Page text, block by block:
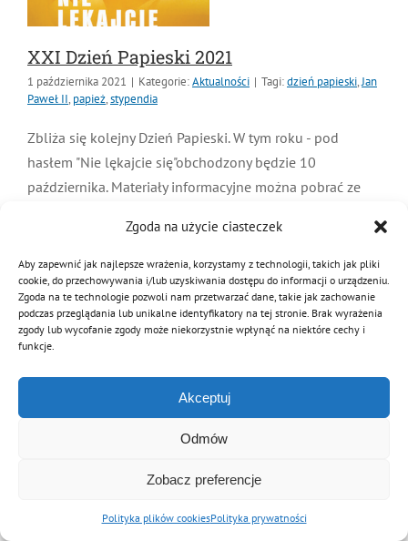
Zgoda na użycie ciasteczek
Aby zapewnić jak najlepsze wrażenia, korzystamy z technologii, takich jak pliki
cookie, do przechowywania i/lub uzyskiwania dostępu do informacji o urządzeniu.
Zgoda na te technologie pozwoli nam przetwarzać dane, takie jak zachowanie
podczas przeglądania lub unikalne identyfikatory na tej stronie. Brak wyrażenia
zgody lub wycofanie zgody może niekorzystnie wpłynąć na niektóre cechy i
funkcje.
Akceptuj
Odmów
Zobacz preferencje
Polityka plików cookiesPolityka prywatności
Dokumenty
Symbole
Dzieci i młodzież
MDP i DDP
PNWM
Kultura
Floriany
Historia
Kontakt
System OSP
Poradnik
Sklep
XXI Dzień Papieski 2021
1 października 2021 | Kategorie:Aktualności | Tagi:dzień papieski,Jan
Paweł II, papież,stypendia
Zbliża się kolejny Dzień Papieski. W tym roku - pod
hasłem "Nie lękajcie się"obchodzony będzie 10
października. Materiały informacyjne można pobrać ze
www.dzielo.pl w
Czytaj dalej
© Copyright 2012 - 2026 | Związek OSP RP
Archiwalna wersja strony